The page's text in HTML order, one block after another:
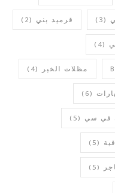
(3) قرميد بني (2)
(4)
مظلات الخبر (4)
(6)
في سي (5)
(5)
(5)